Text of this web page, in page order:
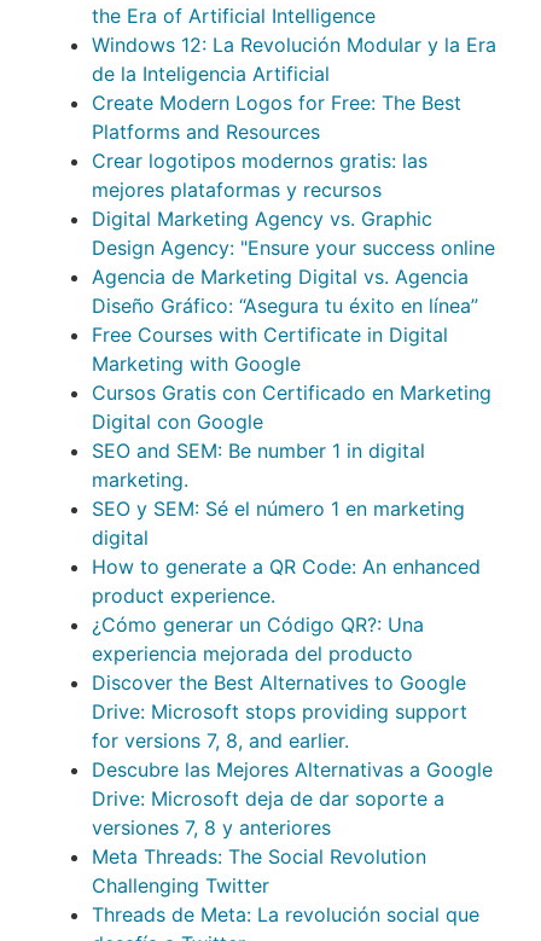
the Era of Artificial Intelligence
Windows 12: La Revolución Modular y la Era
de la Inteligencia Artificial
Create Modern Logos for Free: The Best
Platforms and Resources
Crear logotipos modernos gratis: las
mejores plataformas y recursos
Digital Marketing Agency vs. Graphic
Design Agency: "Ensure your success online
Agencia de Marketing Digital vs. Agencia
Diseño Gráfico: “Asegura tu éxito en línea”
Free Courses with Certificate in Digital
Marketing with Google
Cursos Gratis con Certificado en Marketing
Digital con Google
SEO and SEM: Be number 1 in digital
marketing.
SEO y SEM: Sé el número 1 en marketing
digital
How to generate a QR Code: An enhanced
product experience.
¿Cómo generar un Código QR?: Una
experiencia mejorada del producto
Discover the Best Alternatives to Google
Drive: Microsoft stops providing support
for versions 7, 8, and earlier.
Descubre las Mejores Alternativas a Google
Drive: Microsoft deja de dar soporte a
versiones 7, 8 y anteriores
Meta Threads: The Social Revolution
Challenging Twitter
Threads de Meta: La revolución social que